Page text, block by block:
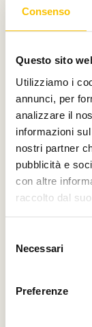
Consenso
Questo sito
Utilizziamo i
annunci, per
analizzare il
informazioni
nostri partner
pubblicità e
con altre
raccolto dal
delNecessari
Preferenze
Con il
Charity partner
Paese ospite